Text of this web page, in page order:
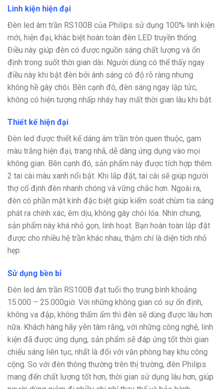
Linh kiện hiện đại
Đèn led âm trần RS100B của Philips sử dụng 100% linh kiện
mới, hiện đại, khác biệt hoàn toàn đèn LED truyền thống.
Điều này giúp đèn có được nguồn sáng chất lượng và ổn
định trong suốt thời gian dài. Người dùng có thể thấy ngay
điều này khi bật đèn bởi ánh sáng có độ rõ ràng nhưng
không hề gây chói. Bên cạnh đó, đèn sáng ngay lập tức,
không có hiện tượng nhấp nháy hay mất thời gian lâu khi bật.
Thiết kế hiện đại
Đèn led được thiết kế dáng âm trần tròn quen thuộc, gam
màu trắng hiện đại, trang nhã, dễ dàng ứng dụng vào mọi
không gian. Bên cạnh đó, sản phẩm này được tích hợp thêm
2 tai cài màu xanh nổi bật. Khi lắp đặt, tai cài sẽ giúp người
thợ cố định đèn nhanh chóng và vững chắc hơn. Ngoài ra,
đèn có phần mặt kính đặc biệt giúp kiểm soát chùm tia sáng
phát ra chính xác, êm dịu, không gây chói lóa. Nhìn chung,
sản phẩm này khá nhỏ gọn, linh hoạt. Bạn hoàn toàn lắp đặt
được cho nhiều hệ trần khác nhau, thậm chí là diện tích nhỏ
hẹp.
Sử dụng bền bỉ
Đèn led âm trần RS100B đạt tuổi thọ trung bình khoảng
15.000 – 25.000giờ. Với những không gian có sự ổn định,
không va đập, không thấm ẩm thì đèn sẽ dùng được lâu hơn
nữa. Khách hàng hãy yên tâm rằng, với những công nghệ, linh
kiện đã được ứng dụng, sản phẩm sẽ đáp ứng tốt thời gian
chiếu sáng liên tục, nhất là đối với văn phòng hay khu công
cộng. So với đèn thông thường trên thị trường, đèn Philips
mang đến chất lượng tốt hơn, thời gian sử dụng lâu hơn, giúp